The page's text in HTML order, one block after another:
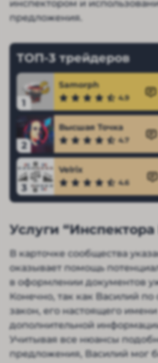
инспектором и
предложения.
ТОП-3 трейдеров
1
Samorph
4.9
2
Высшая Точка
4.7
3
Velrix
4.6
Услуги
В карточке сообщества
оказывает помощь
в оформлении документов
Конечно, так как Василий по
закон, его настоящего
дополнительной
Учитывая все нюансы
предложения, Василий мог